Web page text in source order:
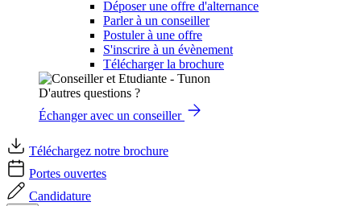
Déposer une offre d'alternance
Parler à un conseiller
Postuler à une offre
S'inscrire à un évènement
Télécharger la brochure
D'autres questions ?
Échanger avec un conseiller
Téléchargez notre brochure
Portes ouvertes
Candidature